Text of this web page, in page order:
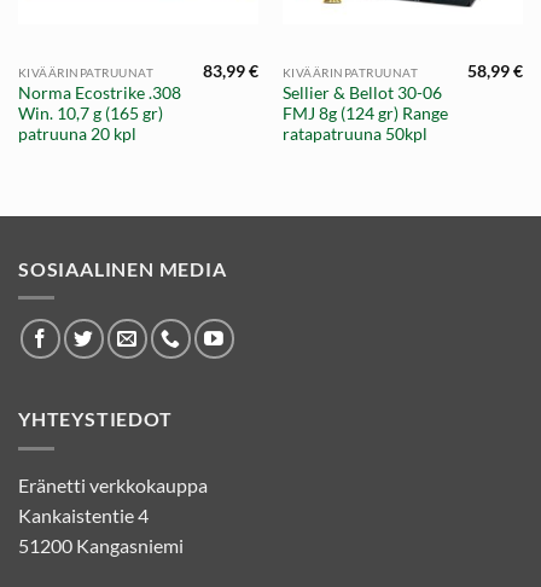
KIVÄÄRINPATRUUNAT
Norma Ecostrike .308
Win. 10,7 g (165 gr)
patruuna 20 kpl
83,99€ KIVÄÄRINPATRUUNAT
Sellier & Bellot 30-06
FMJ 8g (124 gr) Range
ratapatruuna 50kpl
58,99€
SOSIAALINEN MEDIA
YHTEYSTIEDOT
Eränetti verkkokauppa
Kankaistentie 4
51200 Kangasniemi